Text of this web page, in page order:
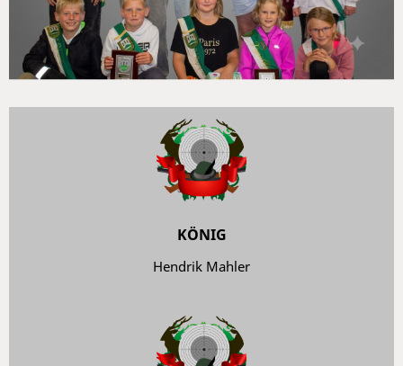
KÖNIG
Hendrik Mahler